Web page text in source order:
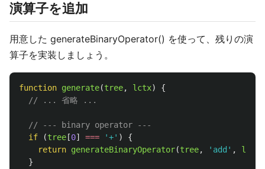
演算子を追加
用意した generateBinaryOperator() を使って、残りの演
算子を実装しましょう。
function generate(tree, lctx)
{
// ... 省略 ...
// --- binary operator ---
if
(tree [0] === '+' )
{
return generateBinaryOperator(tree, ' add ' , lctx
}